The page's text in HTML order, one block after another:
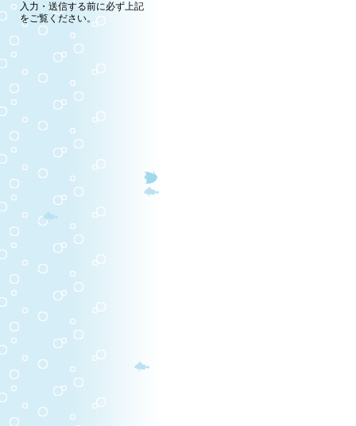
入力・送信する前に必ず上記
をご覧ください。